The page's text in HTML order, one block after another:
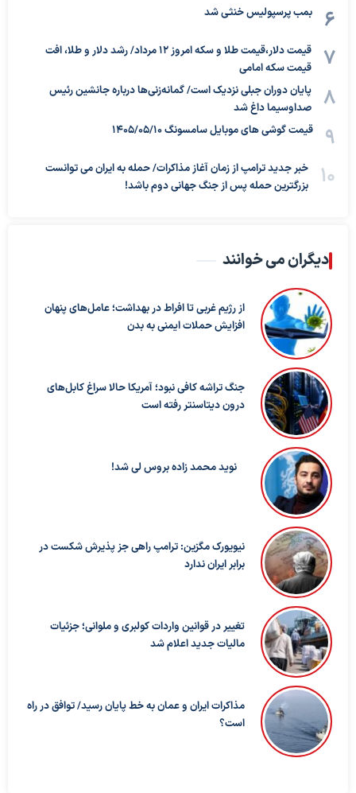
بمب پرسپولیس خنثی شد
قیمت دلار،قیمت طلا و سکه امروز ۱۲ مرداد/ رشد دلار و طلا، افت
قیمت سکه امامی
پایان دوران جبلی نزدیک است/ گمانه‌زنی‌ها درباره جانشین رئیس
صداوسیما داغ شد
قیمت گوشی های موبایل سامسونگ 1405/05/10
خبر جدید ترامپ از زمان آغاز مذاکرات/ حمله به ایران می توانست
بزرگترین حمله پس از جنگ جهانی دوم باشد!
دیگران می خوانند
از رژیم غربی تا افراط در بهداشت؛ عامل‌های پنهان
افزایش حملات ایمنی به بدن
جنگ تراشه کافی نبود؛ آمریکا حالا سراغ کابل‌های
درون دیتاسنتر رفته است
نوید محمد زاده بروس لی شد!
نیویورک مگزین: ترامپ راهی جز پذیرش شکست در
برابر ایران ندارد
تغییر در قوانین واردات کولبری و ملوانی؛ جزئیات
مالیات جدید اعلام شد
مذاکرات ایران و عمان به خط پایان رسید/ توافق در راه
است؟